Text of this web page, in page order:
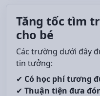
Tăng tốc tìm
cho bé
Các trường dưới đây
tin tưởng:
✔ Có học phí tương
✔ Thuận tiện đưa